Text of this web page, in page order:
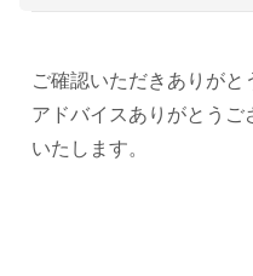
ご確認いただきありがと
アドバイスありがとうご
いたします。